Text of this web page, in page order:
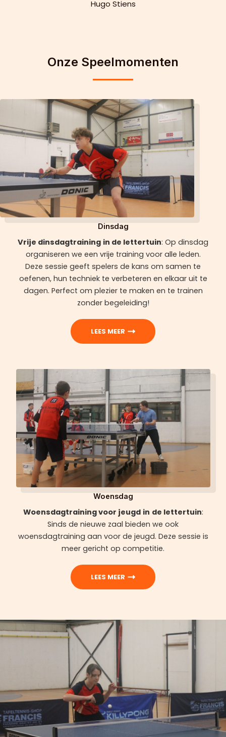
Hugo Stiens
Onze Speelmomenten
Dinsdag
Vrije dinsdagtraining in de lettertuin: Op dinsdag
organiseren we een vrije training voor alle leden.
Deze sessie geeft spelers de kans om samen te
oefenen, hun techniek te verbeteren en elkaar uit te
dagen. Perfect om plezier te maken en te trainen
zonder begeleiding!
LEES MEER
Woensdag
Woensdagtraining voor jeugd in de lettertuin:
Sinds de nieuwe zaal bieden we ook
woensdagtraining aan voor de jeugd. Deze sessie is
meer gericht op competitie.
LEES MEER